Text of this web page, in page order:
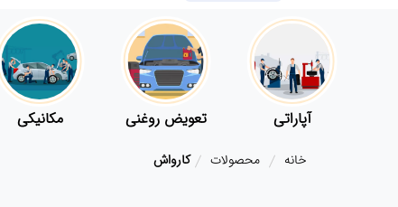
آپاراتی تعویض روغنی مکانیکی
خانه محصولات کارواش